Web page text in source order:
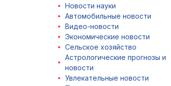
Новости науки
Автомобильные новости
Видео-новости
Экономические новости
Сельское хозяйство
Астрологические прогнозы и
новости
Увлекательные новости